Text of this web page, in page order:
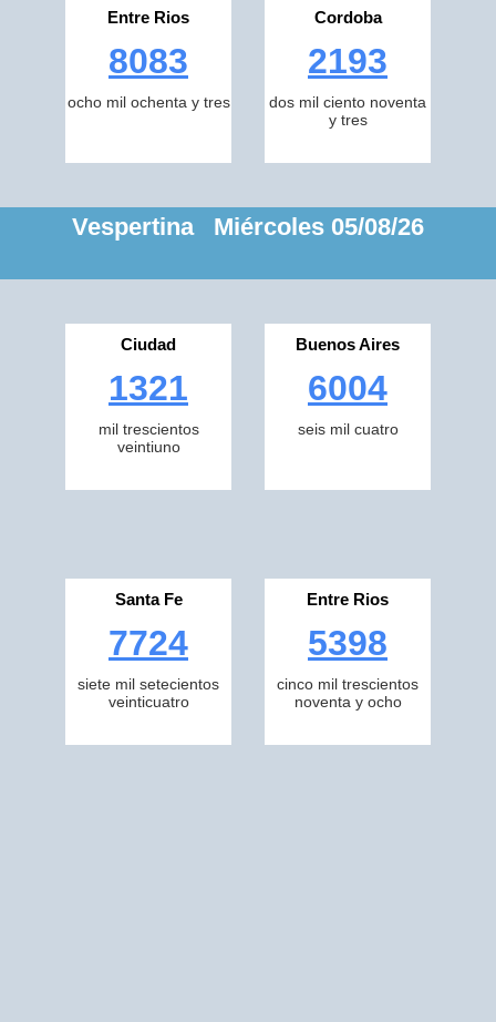
Entre Rios
8083
ocho mil ochenta y tres
Cordoba
2193
dos mil ciento noventa
y tres
Vespertina Miércoles 05/08/26
Ciudad
1321
mil trescientos
veintiuno
Buenos Aires
6004
seis mil cuatro
Santa Fe
7724
siete mil setecientos
veinticuatro
Entre Rios
5398
cinco mil trescientos
noventa y ocho